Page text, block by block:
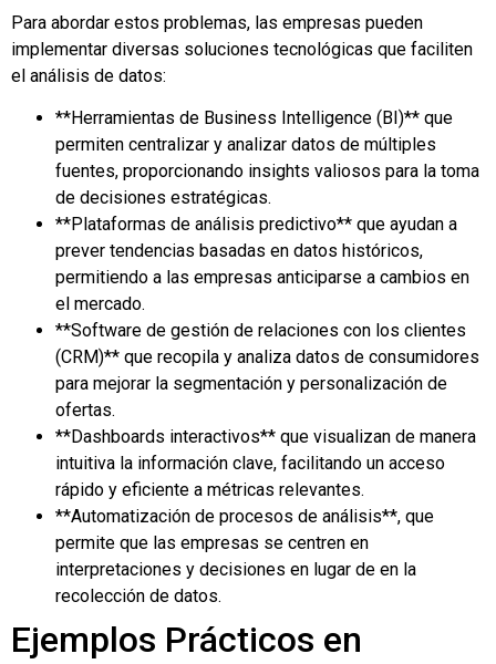
Para abordar estos problemas, las empresas pueden
implementar diversas soluciones tecnológicas que faciliten
el análisis de datos:
**Herramientas de Business Intelligence (BI)** que
permiten centralizar y analizar datos de múltiples
fuentes, proporcionando insights valiosos para la toma
de decisiones estratégicas.
**Plataformas de análisis predictivo** que ayudan a
prever tendencias basadas en datos históricos,
permitiendo a las empresas anticiparse a cambios en
el mercado.
**Software de gestión de relaciones con los clientes
(CRM)** que recopila y analiza datos de consumidores
para mejorar la segmentación y personalización de
ofertas.
**Dashboards interactivos** que visualizan de manera
intuitiva la información clave, facilitando un acceso
rápido y eficiente a métricas relevantes.
**Automatización de procesos de análisis**, que
permite que las empresas se centren en
interpretaciones y decisiones en lugar de en la
recolección de datos.
Ejemplos Prácticos en